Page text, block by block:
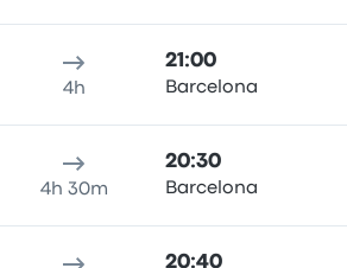
4h
21:00
Barcelona
4h 30m
20:30
Barcelona
20:40